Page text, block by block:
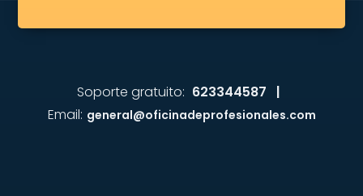
Soporte gratuito: 623344587 |
Email: general@oficinadeprofesionales.com